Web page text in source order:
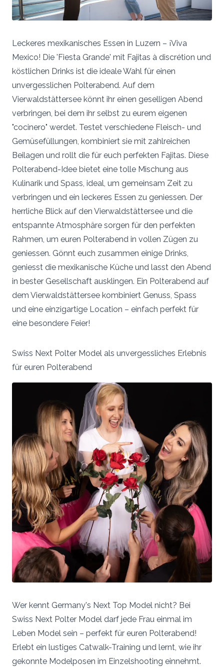
Leckeres mexikanisches Essen in Luzern – ¡Viva
Mexico! Die 'Fiesta Grande' mit Fajitas à discrétion und
köstlichen Drinks ist die ideale Wahl für einen
unvergesslichen Polterabend. Auf dem
Vierwaldstättersee könnt ihr einen geselligen Abend
verbringen, bei dem ihr selbst zu eurem eigenen
"cocinero" werdet. Testet verschiedene Fleisch- und
Gemüsefüllungen, kombiniert sie mit zahlreichen
Beilagen und rollt die für euch perfekten Fajitas. Diese
Polterabend-Idee bietet eine tolle Mischung aus
Kulinarik und Spass, ideal, um gemeinsam Zeit zu
verbringen und ein leckeres Essen zu geniessen. Der
herrliche Blick auf den Vierwaldstättersee und die
entspannte Atmosphäre sorgen für den perfekten
Rahmen, um euren Polterabend in vollen Zügen zu
geniessen. Gönnt euch zusammen einige Drinks,
geniesst die mexikanische Küche und lasst den Abend
in bester Gesellschaft ausklingen. Ein Polterabend auf
dem Vierwaldstättersee kombiniert Genuss, Spass
und eine einzigartige Location – einfach perfekt für
eine besondere Feier!
Swiss Next Polter Model als unvergessliches Erlebnis
für euren Polterabend
Wer kennt Germany's Next Top Model nicht? Bei
Swiss Next Polter Model darf jede Frau einmal im
Leben Model sein – perfekt für euren Polterabend!
Erlebt ein lustiges Catwalk-Training und lernt, wie ihr
gekonnte Modelposen im Einzelshooting einnehmt.